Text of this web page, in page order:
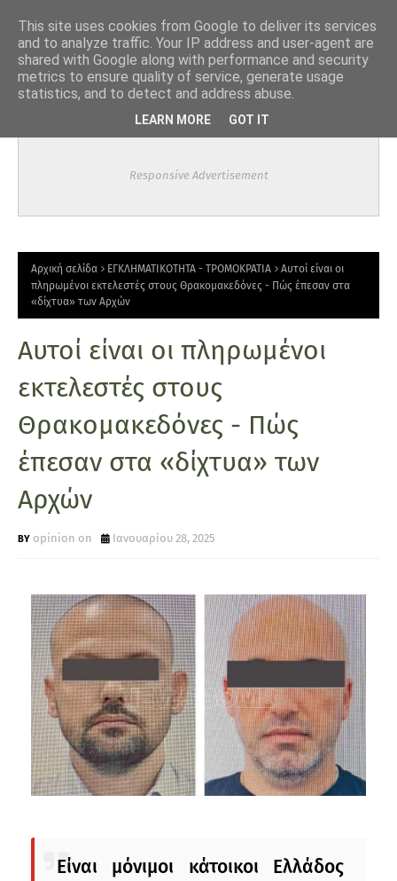
Responsive Advertisement
Αρχική σελίδα ΕΓΚΛΗΜΑΤΙΚΟΤΗΤΑ - ΤΡΟΜΟΚΡΑΤΙΑ
Αυτοί είναι οι
πληρωμένοι εκτελεστές στους Θρακομακεδόνες - Πώς έπεσαν στα
«δίχτυα» των Αρχών
Αυτοί είναι οι πληρωμένοι
εκτελεστές στους
Θρακομακεδόνες - Πώς
έπεσαν στα «δίχτυα» των
Αρχών
opinion on Ιανουαρίου 28, 2025
Είναι μόνιμοι κάτοικοι Ελλάδος
This site uses cookies from Google to deliver its services
and to analyze traffic. Your IP address and user-agent are
shared with Google along with performance and security
metrics to ensure quality of service, generate usage
statistics, and to detect and address abuse.
LEARN MORE GOT IT